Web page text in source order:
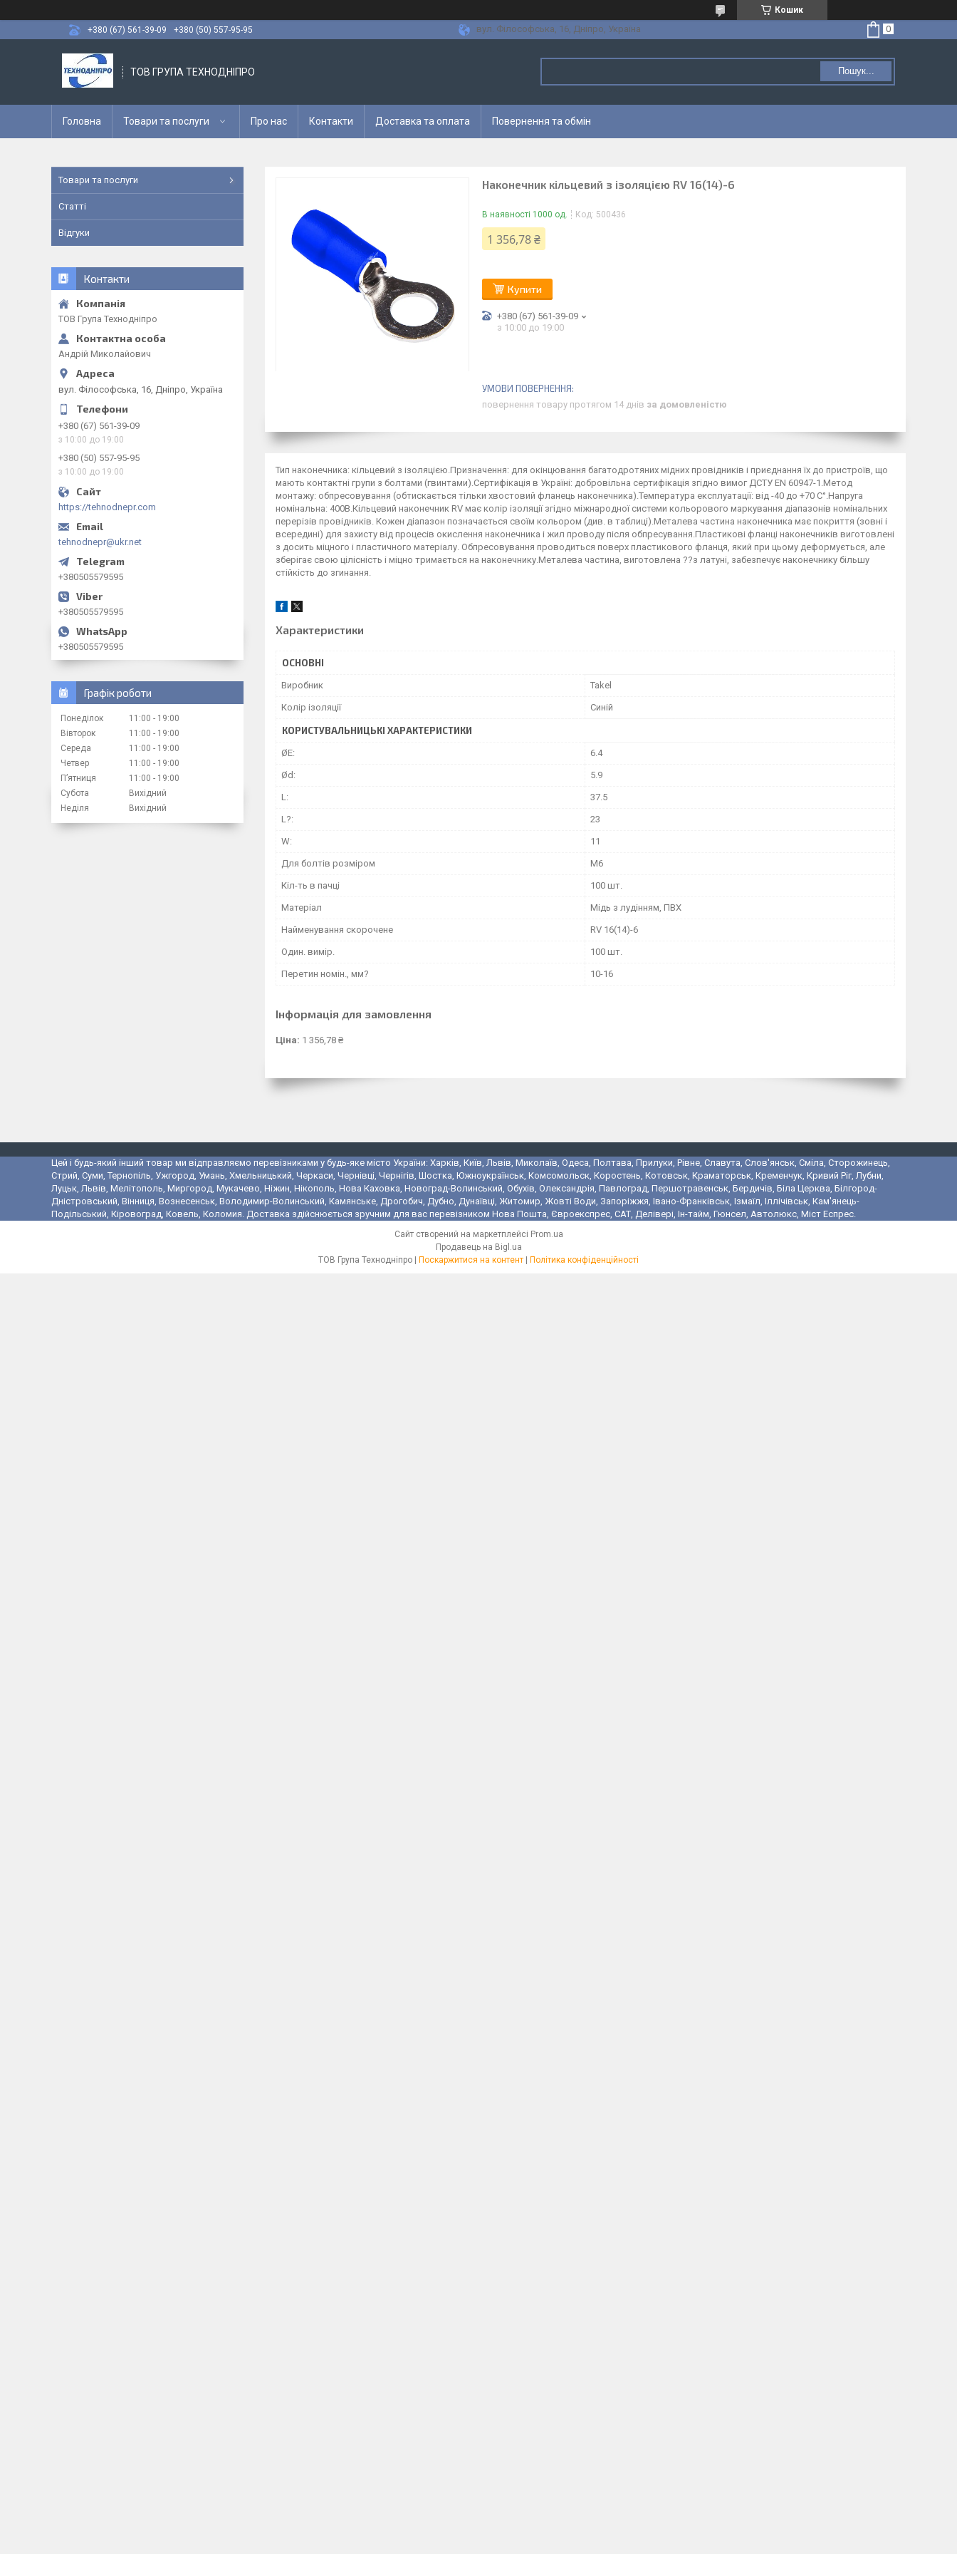
Кошик
+380 (67) 561-39-09
+380 (50) 557-95-95 вул. Філософська, 16, Дніпро, Україна
ТОВ ГРУПА ТЕХНОДНІПРО Пошук...
Головна Товари та послуги Про нас Контакти Доставка та оплата Повернення та обмін
Наконечник кільцевий з ізоляцією RV 16(14)-6
В наявності 1000 од. Код: 500436
1 356,78 ₴
Купити
+380 (67) 561-39-09
з 10:00 до 19:00
повернення товару протягом 14 днів за домовленістю
Тип наконечника: кільцевий з ізоляцією.Призначення: для окінцювання багатодротяних мідних провідників і приєднання їх до пристроїв, що
мають контактні групи з болтами (гвинтами).Сертифікація в Україні: добровільна сертифікація згідно вимог ДСТУ EN 60947-1.Метод
монтажу: обпресовування (обтискається тільки хвостовий фланець наконечника).Температура експлуатації: від -40 до +70 С°.Напруга
номінальна: 400В.Кільцевий наконечник RV має колір ізоляції згідно міжнародної системи кольорового маркування діапазонів номінальних
перерізів провідників. Кожен діапазон позначається своїм кольором (див. в таблиці).Металева частина наконечника має покриття (зовні і
всередині) для захисту від процесів окислення наконечника і жил проводу після обпресування.Пластикові фланці наконечників виготовлені
з досить міцного і пластичного матеріалу. Обпресовування проводиться поверх пластикового фланця, який при цьому деформується, але
зберігає свою цілісність і міцно тримається на наконечнику.Металева частина, виготовлена ??з латуні, забезпечує наконечнику більшу
стійкість до згинання.
Характеристики
ОСНОВНІ
Виробник Takel
Колір ізоляції Синій
КОРИСТУВАЛЬНИЦЬКІ ХАРАКТЕРИСТИКИ
ØE: 6.4
Ød: 5.9
L: 37.5
L?: 23
W: 11
Для болтів розміром M6
Кіл-ть в пачці 100 шт.
Матеріал Мідь з лудінням, ПВХ
Найменування скорочене RV 16(14)-6
Один. вимір. 100 шт.
Перетин номін., мм? 10-16
Інформація для замовлення
Ціна: 1 356,78 ₴
Товари та послуги
Статті
Відгуки
Контакти
ТОВ Група Технодніпро
Андрій Миколайович
вул. Філософська, 16, Дніпро, Україна
+380 (67) 561-39-09
з 10:00 до 19:00
+380 (50) 557-95-95
з 10:00 до 19:00
https://tehnodnepr.com
tehnodnepr@ukr.net
+380505579595
+380505579595
+380505579595
Графік роботи
Понеділок 11:00
19:00
Вівторок
11:00
19:00
Середа
11:00
19:00
Четвер
11:00
19:00
Пʼятниця
11:00
19:00
Субота
Вихідний
Неділя
Вихідний
Цей і будь-який інший товар ми відправляємо перевізниками у будь-яке місто України: Харків, Київ, Львів, Миколаїв, Одеса, Полтава, Прилуки, Рівне, Славута, Слов'янськ, Сміла, Сторожинець,
Стрий, Суми, Тернопіль, Ужгород, Умань, Хмельницький, Черкаси, Чернівці, Чернігів, Шостка, Южноукраїнськ, Комсомольск, Коростень, Котовськ, Краматорськ, Кременчук, Кривий Ріг, Лубни,
Луцьк, Львів, Мелітополь, Миргород, Мукачево, Ніжин, Нікополь, Нова Каховка, Новоград-Волинський, Обухів, Олександрія, Павлоград, Першотравенськ, Бердичів, Біла Церква, Білгород-
Дністровський, Вінниця, Вознесенськ, Володимир-Волинський, Камянське, Дрогобич, Дубно, Дунаївці, Житомир, Жовті Води, Запоріжжя, Івано-Франківськ, Ізмаїл, Іллічівськ, Кам'янець-
Подільський, Кіровоград, Ковель, Коломия. Доставка здійснюється зручним для вас перевізником Нова Пошта, Євроекспрес, САТ, Делівері, Ін-тайм, Гюнсел, Автолюкс, Міст Еспрес.
Сайт створений на маркетплейсі Prom.ua
Продавець на Bigl.ua
ТОВ Група Технодніпро | Поскаржитися на контент | Політика конфіденційності